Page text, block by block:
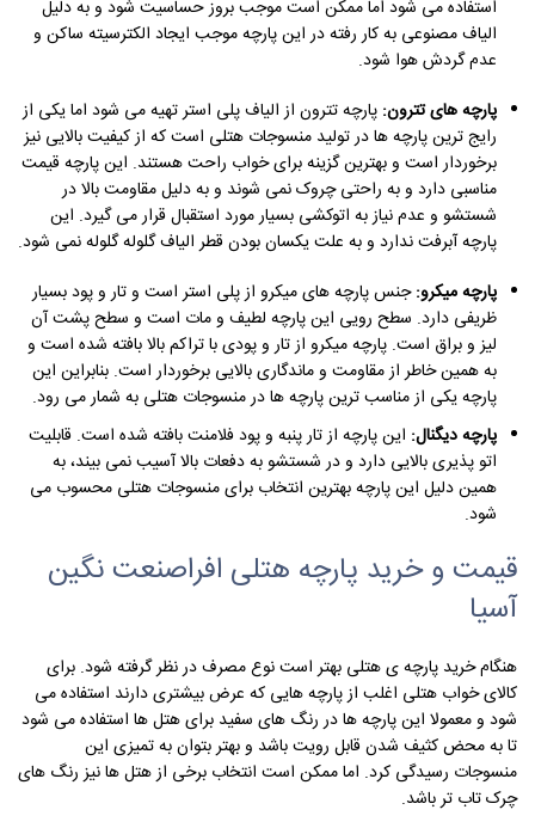
استفاده می شود اما ممکن است موجب بروز حساسیت شود و به دلیل
الیاف مصنوعی به کار رفته در این پارچه موجب ایجاد الکترسیته ساکن و
عدم گردش هوا شود.
پارچه های تترون: پارچه تترون از الیاف پلی استر تهیه می شود اما یکی از
رایج ترین پارچه ها در تولید منسوجات هتلی است که از کیفیت بالایی نیز
برخوردار است و بهترین گزینه برای خواب راحت هستند. این پارچه قیمت
مناسبی دارد و به راحتی چروک نمی شوند و به دلیل مقاومت بالا در
شستشو و عدم نیاز به اتوکشی بسیار مورد استقبال قرار می گیرد. این
پارچه آبرفت ندارد و به علت یکسان بودن قطر الیاف گلوله گلوله نمی شود.
پارچه میکرو: جنس پارچه های میکرو از پلی استر است و تار و پود بسیار
ظریفی دارد. سطح رویی این پارچه لطیف و مات است و سطح پشت آن
لیز و براق است. پارچه میکرو از تار و پودی با تراکم بالا بافته شده است و
به همین خاطر از مقاومت و ماندگاری بالایی برخوردار است. بنابراین این
پارچه یکی از مناسب ترین پارچه ها در منسوجات هتلی به شمار می رود.
پارچه دیگنال: این پارچه از تار پنبه و پود فلامنت بافته شده است. قابلیت
اتو پذیری بالایی دارد و در شستشو به دفعات بالا آسیب نمی بیند، به
همین دلیل این پارچه بهترین انتخاب برای منسوجات هتلی محسوب می
شود.
قیمت و خرید پارچه هتلی افراصنعت نگین
آسیا
هنگام خرید پارچه ی هتلی بهتر است نوع مصرف در نظر گرفته شود. برای
کالای خواب هتلی اغلب از پارچه هایی که عرض بیشتری دارند استفاده می
شود و معمولا این پارچه ها در رنگ های سفید برای هتل ها استفاده می شود
تا به محض کثیف شدن قابل رویت باشد و بهتر بتوان به تمیزی این
منسوجات رسیدگی کرد. اما ممکن است انتخاب برخی از هتل ها نیز رنگ های
چرک تاب تر باشد.